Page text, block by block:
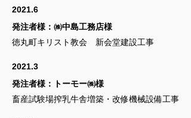
2021.6
発注者様：㈱中島工務店様
徳丸町キリスト教会 新会堂建設工事
2021.3
発注者様：トーモー㈱様
畜産試験場搾乳牛舎増築・改修機械設備工事